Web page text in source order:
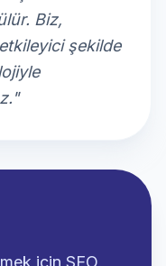
Biz,
şekilde
için SEO,